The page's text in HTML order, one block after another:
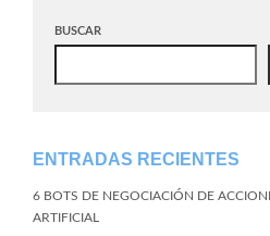
BUSCAR
ENTRADAS RECIENTES
6 BOTS DE NEGOCIACIÓN DE
ARTIFICIAL